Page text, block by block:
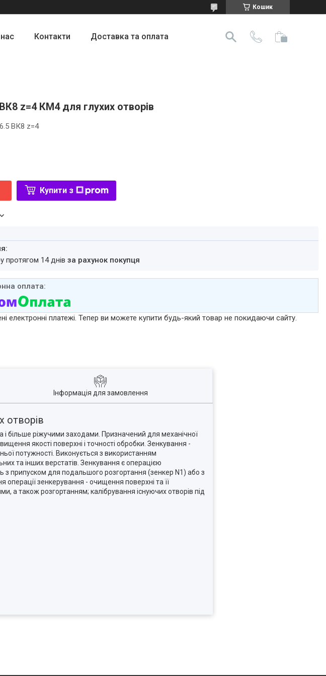
Кошик
Контакти Доставка та оплата
z=4 КМ4 для глухих отворів
ВК8 z=4
Купити з
протягом 14 днівза рахунок покупця
електронні платежі. Тепер ви можете купити будь-який товар не покидаючи сайту.
Інформація для замовлення
отворів
більше ріжучими заходами. Призначений для механічної
якості поверхні і точності обробки. Зенкування -
потужності. Виконується з використанням
та інших верстатів. Зенкування є операцією
з припуском для подальшого розгортання (зенкер N1) або з
зенкерування - очищення поверхні та її
а також розгортанням; калібрування існуючих отворів під